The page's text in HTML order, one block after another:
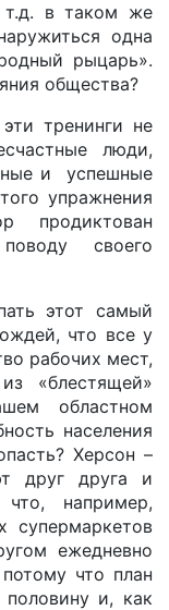
т.д. в таком же
одна
рыцарь».
общества?
тренинги не
люди,
и успешные
упражнения
продиктован
своего
этот самый
что все у
рабочих мест,
«блестящей»
областном
населения
Херсон –
друг друга и
например,
супермаркетов
ежедневно
что план
и, как